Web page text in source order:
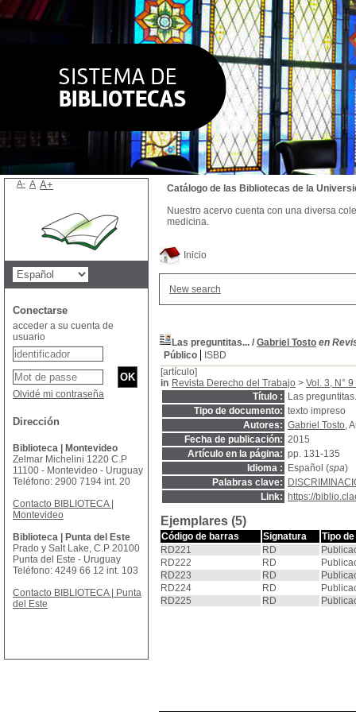
Inicio
New search
Las preguntitas... / Gabriel Tosto en
Público
ISBD
[artículo]
in Revista Derecho del Trabajo > Vol. 3, N°
Título :
Las
Tipo de documento: texto impreso
Autores: Gabriel Tosto,
Fecha de publicación: 2015
Artículo en la página: pp. 131-135
Idioma :
Español (spa)
Palabras clave:
Link:
https://
Ejemplares (5)
Código de barras Signatura
Tipo
RD221
RD
RD222
RD
RD223
RD
RD224
RD
RD225
RD
Catálogo de las Bibliotecas de la
Nuestro acervo cuenta con una diversa
medicina.
A- A A+
Conectarse
acceder a su cuenta de
usuario
Olvidé mi contraseña
Dirección
Biblioteca | Montevideo
Zelmar Michelini 1220 C.P
11100 - Montevideo - Uruguay
Teléfono: 2900 7194 int. 20
Contacto BIBLIOTECA |
Montevideo
Biblioteca | Punta del Este
Prado y Salt Lake, C.P 20100
Punta del Este - Uruguay
Teléfono: 4249 66 12 int. 103
Contacto BIBLIOTECA | Punta
del Este